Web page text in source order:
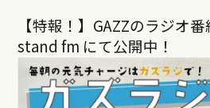
【特報！】GAZZのラジオ
stand fm にて公開中！